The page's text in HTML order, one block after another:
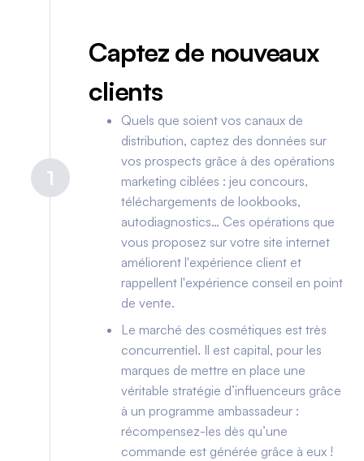
1
Captez de nouveaux
clients
Quels que soient vos canaux de
distribution, captez des données sur
vos prospects grâce à des opérations
marketing ciblées : jeu concours,
téléchargements de lookbooks,
autodiagnostics… Ces opérations que
vous proposez sur votre site internet
améliorent l'expérience client et
rappellent l'expérience conseil en point
de vente.
Le marché des cosmétiques est très
concurrentiel. Il est capital, pour les
marques de mettre en place une
véritable stratégie d’influenceurs grâce
à un programme ambassadeur :
récompensez-les dès qu’une
commande est générée grâce à eux !